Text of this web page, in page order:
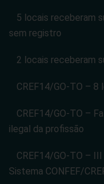
5 locais receberam
sem registro
2 locais receberam
CREF14/GO-TO –
CREF14/GO-TO –
ilegal da profissão
CREF14/GO-TO –
Sistema CONFEF/